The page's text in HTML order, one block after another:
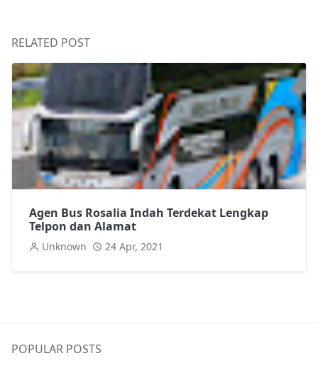
RELATED POST
Agen Bus Rosalia Indah Terdekat Lengkap
Telpon dan Alamat
Unknown 24 Apr, 2021
POPULAR POSTS